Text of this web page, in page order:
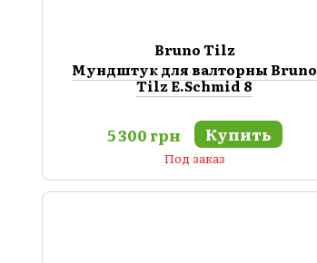
Bruno Tilz
Мундштук для валторны Bruno
Tilz E.Schmid 8
5 300 грн Купить
Под заказ